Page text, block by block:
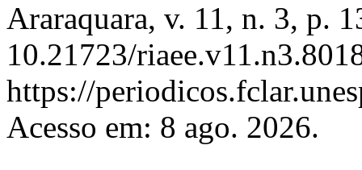
Araraquara, v. 11, n. 3, p.
10.21723/
https://
Acesso em: 8 ago. 2026.